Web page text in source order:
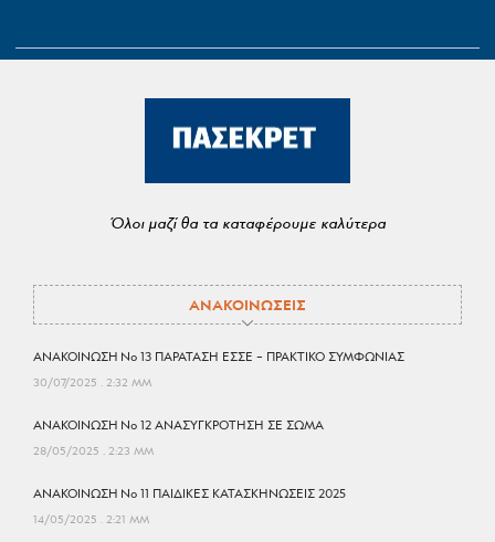
Όλοι μαζί θα τα καταφέρουμε καλύτερα
ΑΝΑΚΟΙΝΩΣΕΙΣ
ΑΝΑΚΟΙΝΩΣΗ No 13 ΠΑΡΑΤΑΣΗ ΕΣΣΕ – ΠΡΑΚΤΙΚΟ ΣΥΜΦΩΝΙΑΣ
30/07/2025 2:32 ΜΜ
ΑΝΑΚΟΙΝΩΣΗ No 12 ΑΝΑΣΥΓΚΡΟΤΗΣΗ ΣΕ ΣΩΜΑ
28/05/2025 2:23 ΜΜ
ΑΝΑΚΟΙΝΩΣΗ No 11 ΠΑΙΔΙΚΕΣ ΚΑΤΑΣΚΗΝΩΣΕΙΣ 2025
14/05/2025 2:21 ΜΜ